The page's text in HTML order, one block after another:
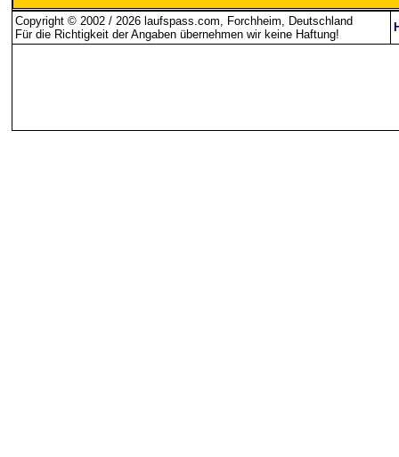
Copyright © 2002 / 2026 laufspass.com, Forchheim, Deutschland
Für die Richtigkeit der Angaben übernehmen wir keine Haftung!